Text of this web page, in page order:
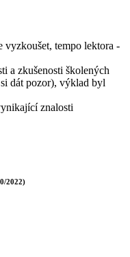
vyzkoušet, tempo lektora -
a zkušenosti školených
dát pozor), výklad byl
znalosti
2022)